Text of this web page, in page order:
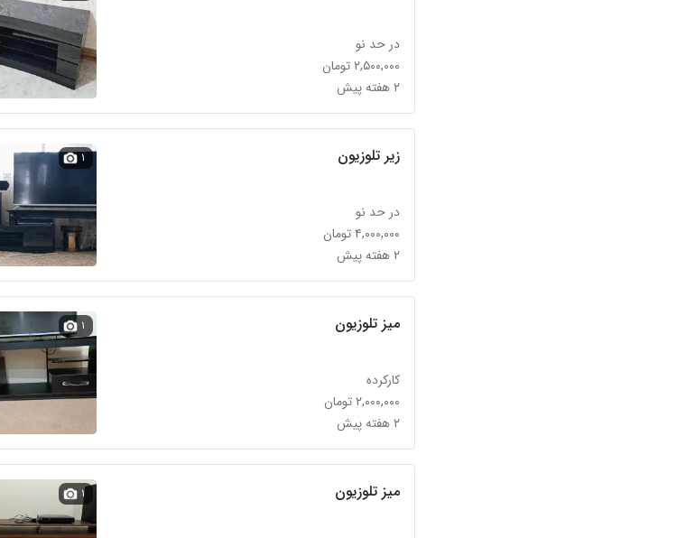
در حد نو
۲,۵۰۰,۰۰۰ تومان
۲ هفته پیش
زیر تلوزیون
در حد نو
۴,۰۰۰,۰۰۰ تومان
۲ هفته پیش
۱
میز تلوزیون
کارکرده
۲,۰۰۰,۰۰۰ تومان
۲ هفته پیش
۱
میز تلوزیون ۱